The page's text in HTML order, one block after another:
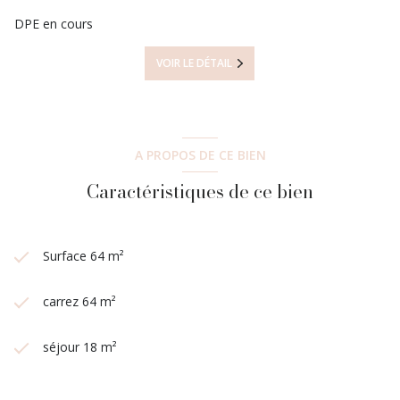
DPE en cours
VOIR LE DÉTAIL
A PROPOS DE CE BIEN
Caractéristiques de ce bien
Surface 64 m²
carrez 64 m²
séjour 18 m²